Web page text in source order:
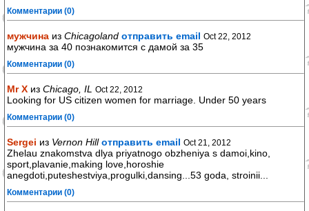
Комментарии (0)
мужчина из Chicagoland отправить email Oct 22, 2012
мужчина за 40 познакомится с дамой за 35
Комментарии (0)
Mr X из Chicago, IL Oct 22, 2012
Looking for US citizen women for marriage. Under 50 years
Комментарии (0)
Sergei из Vernon Hill отправить email Oct 21, 2012
Zhelau znakomstva dlya priyatnogo obzheniya s damoi,kino,
sport,plavanie,making love,horoshie
anegdoti,puteshestviya,progulki,dansing...53 goda, stroinii...
Комментарии (0)